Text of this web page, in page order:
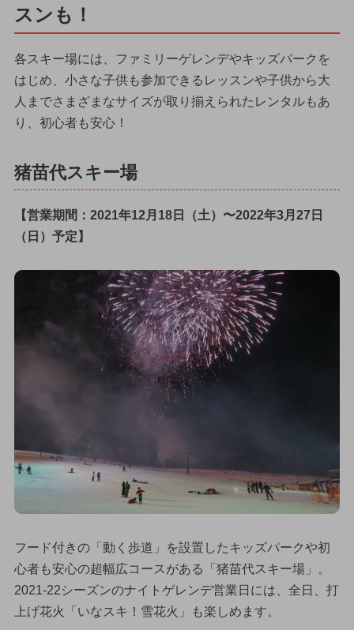
スンも！
各スキー場には、ファミリーゲレンデやキッズパークを
はじめ、小さな子供も参加できるレッスンや子供から大
人までさまざまなサイズが取り揃えられたレンタルもあ
り、初心者も安心！
猪苗代スキー場
【営業期間：2021年12月18日（土）〜2022年3月27日
（日）予定】
フード付きの「動く歩道」を設置したキッズパークや初
心者も安心の超幅広コースがある「猪苗代スキー場」。
2021-22シーズンのナイトゲレンデ営業日には、全日、打
上げ花火「いなスキ！雪花火」も楽しめます。